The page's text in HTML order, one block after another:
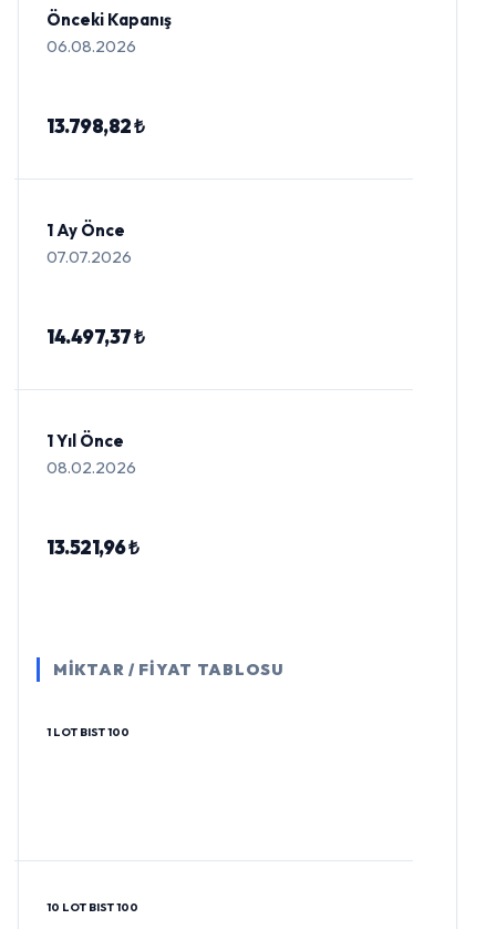
Önceki Kapanış
06.08.2026
13.798,82 ₺
1 Ay Önce
07.07.2026
14.497,37 ₺
1 Yıl Önce
08.02.2026
13.521,96 ₺
MİKTAR / FİYAT TABLOSU
1 LOT BIST 100
10 LOT BIST 100